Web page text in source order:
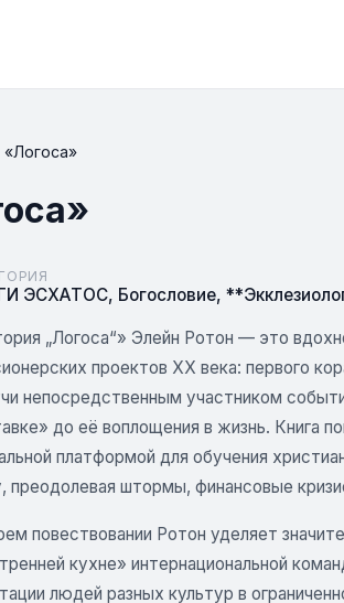
ЭСХАТОС, Богословие,
„Логоса“» Элейн Ротон — это
проектов XX века: первого
непосредственным участником
до её воплощения в жизнь. Книга
платформой для обучения
преодолевая штормы, финансовые
повествовании Ротон уделяет
кухне» интернациональной
людей разных культур в